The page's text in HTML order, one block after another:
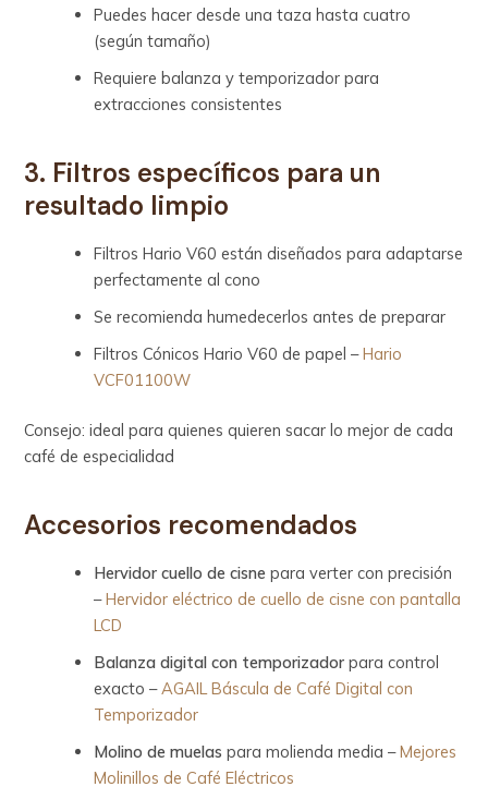
Puedes hacer desde una taza hasta cuatro
(según tamaño)
Requiere balanza y temporizador para
extracciones consistentes
3. Filtros específicos para un
resultado limpio
Filtros Hario V60 están diseñados para adaptarse
perfectamente al cono
Se recomienda humedecerlos antes de preparar
Filtros Cónicos Hario V60 de papel –Hario
VCF01100W
Consejo: ideal para quienes quieren sacar lo mejor de cada
café de especialidad
Accesorios recomendados
Hervidor cuello de cisne para verter con precisión
–Hervidor eléctrico de cuello de cisne con pantalla
LCD
Balanza digital con temporizador para control
exacto –AGAIL Báscula de Café Digital con
Temporizador
Molino de muelas para molienda media –Mejores
Molinillos de Café Eléctricos